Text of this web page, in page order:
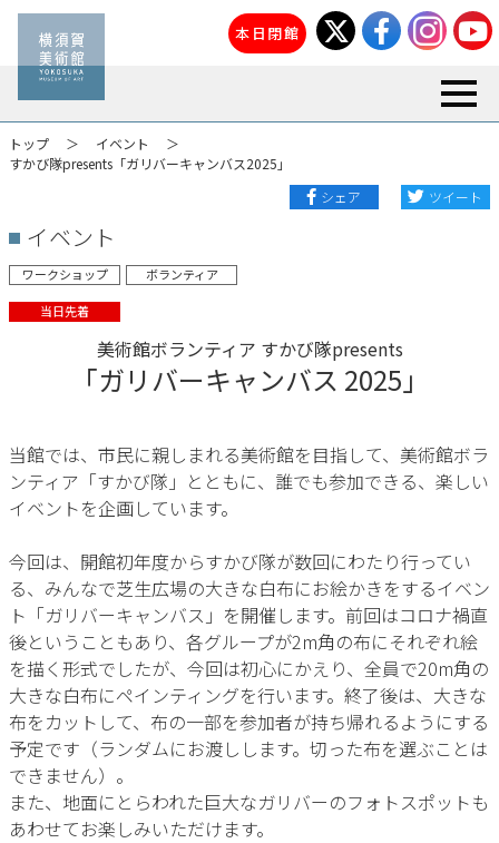
本日閉館
トップ
イベント
すかび隊presents「ガリバーキャンバス2025」
シェア
ツイート
イベント
ワークショップ ボランティア
当日先着
美術館ボランティア すかび隊presents
「ガリバーキャンバス 2025」
当館では、市民に親しまれる美術館を目指して、美術館ボラ
ンティア「すかび隊」とともに、誰でも参加できる、楽しい
イベントを企画しています。
今回は、開館初年度からすかび隊が数回にわたり行ってい
る、みんなで芝生広場の大きな白布にお絵かきをするイベン
ト「ガリバーキャンバス」を開催します。前回はコロナ禍直
後ということもあり、各グループが2m角の布にそれぞれ絵
を描く形式でしたが、今回は初心にかえり、全員で20m角の
大きな白布にペインティングを行います。終了後は、大きな
布をカットして、布の一部を参加者が持ち帰れるようにする
予定です（ランダムにお渡しします。切った布を選ぶことは
できません）。
また、地面にとらわれた巨大なガリバーのフォトスポットも
あわせてお楽しみいただけます。